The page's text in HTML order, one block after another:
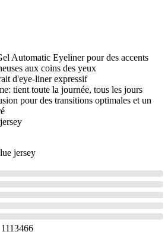
Automatic Eyeliner pour des accents
aux coins des yeux
d'eye-liner expressif
tient toute la journée, tous les jours
pour des transitions optimales et un
jersey
1113466